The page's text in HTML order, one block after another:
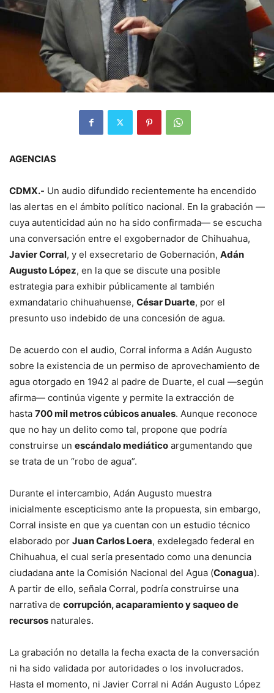
AGENCIAS
CDMX.- Un audio difundido recientemente ha encendido
las alertas en el ámbito político nacional. En la grabación —
cuya autenticidad aún no ha sido confirmada— se escucha
una conversación entre el exgobernador de Chihuahua,
Javier Corral, y el exsecretario de Gobernación, Adán
Augusto López, en la que se discute una posible
estrategia para exhibir públicamente al también
exmandatario chihuahuense, César Duarte, por el
presunto uso indebido de una concesión de agua.
De acuerdo con el audio, Corral informa a Adán Augusto
sobre la existencia de un permiso de aprovechamiento de
agua otorgado en 1942 al padre de Duarte, el cual —según
afirma— continúa vigente y permite la extracción de
hasta 700 mil metros cúbicos anuales. Aunque reconoce
que no hay un delito como tal, propone que podría
construirse un escándalo mediático argumentando que
se trata de un “robo de agua”.
Durante el intercambio, Adán Augusto muestra
inicialmente escepticismo ante la propuesta, sin embargo,
Corral insiste en que ya cuentan con un estudio técnico
elaborado por Juan Carlos Loera, exdelegado federal en
Chihuahua, el cual sería presentado como una denuncia
ciudadana ante la Comisión Nacional del Agua (Conagua).
A partir de ello, señala Corral, podría construirse una
narrativa de corrupción, acaparamiento y saqueo de
recursos naturales.
La grabación no detalla la fecha exacta de la conversación
ni ha sido validada por autoridades o los involucrados.
Hasta el momento, ni Javier Corral ni Adán Augusto López